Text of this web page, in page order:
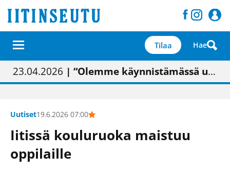
Tilaa Hae
01.02.2026 | Painon vaihtumisen pitäisi näkyä hieman parempana painojäljen laatuna lehdessä
05.02.2026 | Uudistettu kunnantalo on valoisa
23.04.2026 | “Olemme käynnistämässä uudelleen keskustavisiotyön”
09.05.2026| "Maalla on totuttu elämään omavaraisemmin kuin kaupungissa"
Uutiset19.6.2026 07:00
Iitissä kouluruoka maistuu
oppilaille